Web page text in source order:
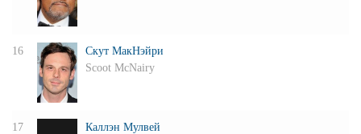
16
Скут МакНэйри
Scoot McNairy
17
Каллэн Мулвей